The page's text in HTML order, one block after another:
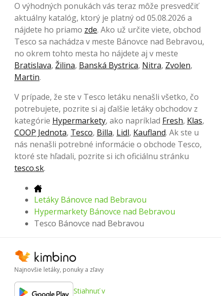
O výhodných ponukách vás teraz môže presvedčiť
aktuálny katalóg, ktorý je platný od 05.08.2026 a
nájdete ho priamo zde. Ako už určite viete, obchod
Tesco sa nachádza v meste Bánovce nad Bebravou,
no okrem tohto mesta ho nájdete aj v meste
Bratislava, Žilina, Banská Bystrica, Nitra, Zvolen,
Martin.
V prípade, že ste v Tesco letáku nenašli všetko, čo
potrebujete, pozrite si aj ďalšie letáky obchodov z
kategórie Hypermarkety, ako napríklad Fresh, Klas,
COOP Jednota, Tesco, Billa, Lidl, Kaufland. Ak ste u
nás nenašli potrebné informácie o obchode Tesco,
ktoré ste hľadali, pozrite si ich oficiálnu stránku
tesco.sk.
Letáky Bánovce nad Bebravou
Hypermarkety Bánovce nad Bebravou
Tesco Bánovce nad Bebravou
Najnovšie letáky, ponuky a zľavy
Stiahnuť v